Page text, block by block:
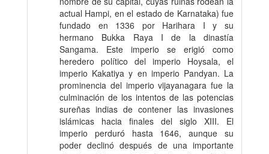
actual Hampi, en el estado de Karnataka) fue
fundado en 1336 por Harihara I y su
hermano Bukka Raya I de la dinastía
Sangama. Este imperio se erigió como
heredero político del imperio Hoysala, el
imperio Kakatiya y en imperio Pandyan. La
prominencia del imperio vijayanagara fue la
culminación de los intentos de las potencias
sureñas indias de contener las invasiones
islámicas hacia finales del siglo XIII. El
imperio perduró hasta 1646, aunque su
poder declinó después de una importante